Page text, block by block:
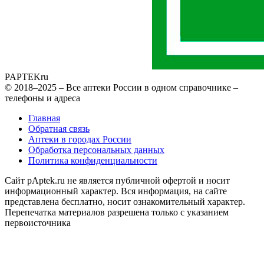
PAPTEKru
© 2018–2025 – Все аптеки России в одном справочнике –
телефоны и адреса
Главная
Обратная связь
Аптеки в городах России
Обработка персональных данных
Политика конфиденциальности
Сайт pAptek.ru не является публичной офертой и носит
информационный характер. Вся информация, на сайте
представлена бесплатно, носит ознакомительный характер.
Перепечатка материалов разрешена только с указанием
первоисточника